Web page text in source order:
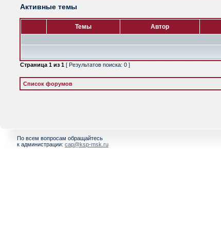
Активные темы
Темы Автор
Страница 1 из 1 [ Результатов поиска: 0 ]
Список форумов
По всем вопросам обращайтесь
к администрации: cap@ksp-msk.ru